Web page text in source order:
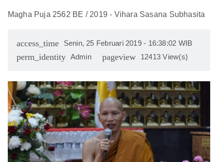
Magha Puja 2562 BE / 2019 - Vihara Sasana Subhasita
access_time Senin, 25 Februari 2019 - 16:38:02 WIB
perm_identity Admin pageview 12413 View(s)